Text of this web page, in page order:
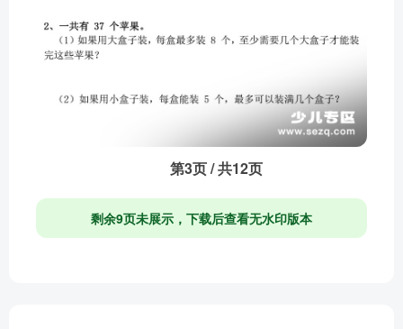
第3页 / 共12页
剩余9页未展示，下载后查看无水印版本